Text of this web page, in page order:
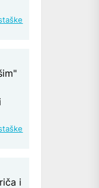
i